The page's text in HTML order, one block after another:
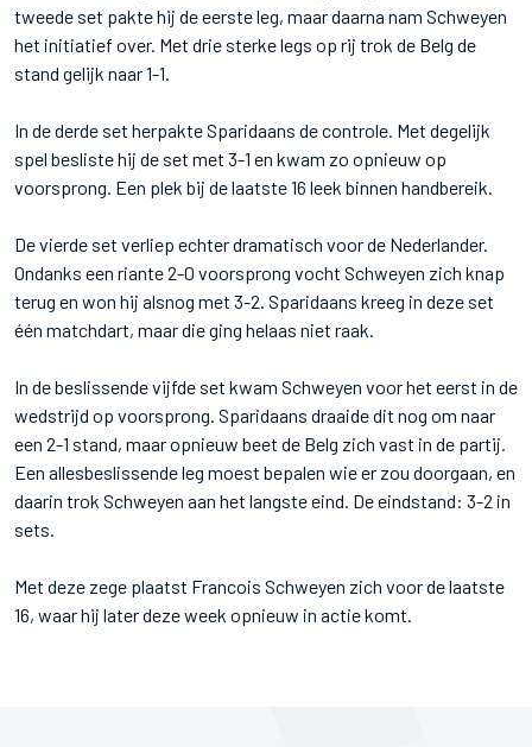
tweede set pakte hij de eerste leg, maar daarna nam Schweyen
het initiatief over. Met drie sterke legs op rij trok de Belg de
stand gelijk naar 1-1.
In de derde set herpakte Sparidaans de controle. Met degelijk
spel besliste hij de set met 3-1 en kwam zo opnieuw op
voorsprong. Een plek bij de laatste 16 leek binnen handbereik.
De vierde set verliep echter dramatisch voor de Nederlander.
Ondanks een riante 2-0 voorsprong vocht Schweyen zich knap
terug en won hij alsnog met 3-2. Sparidaans kreeg in deze set
één matchdart, maar die ging helaas niet raak.
In de beslissende vijfde set kwam Schweyen voor het eerst in de
wedstrijd op voorsprong. Sparidaans draaide dit nog om naar
een 2-1 stand, maar opnieuw beet de Belg zich vast in de partij.
Een allesbeslissende leg moest bepalen wie er zou doorgaan, en
daarin trok Schweyen aan het langste eind. De eindstand: 3-2 in
sets.
Met deze zege plaatst Francois Schweyen zich voor de laatste
16, waar hij later deze week opnieuw in actie komt.